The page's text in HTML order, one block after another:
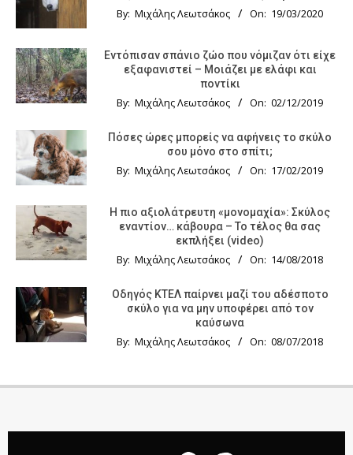
By: Μιχάλης Λεωτσάκος On: 19/03/2020
Εντόπισαν σπάνιο ζώο που νόμιζαν ότι είχε
εξαφανιστεί – Μοιάζει με ελάφι και
ποντίκι
By: Μιχάλης Λεωτσάκος On: 02/12/2019
Πόσες ώρες μπορείς να αφήνεις το σκύλο
σου μόνο στο σπίτι;
By: Μιχάλης Λεωτσάκος On: 17/02/2019
Η πιο αξιολάτρευτη «μονομαχία»: Σκύλος
εναντίον… κάβουρα – Το τέλος θα σας
εκπλήξει (video)
By: Μιχάλης Λεωτσάκος On: 14/08/2018
Οδηγός KTΕΛ παίρνει μαζί του αδέσποτο
σκύλο για να μην υποφέρει από τον
καύσωνα
By: Μιχάλης Λεωτσάκος On: 08/07/2018